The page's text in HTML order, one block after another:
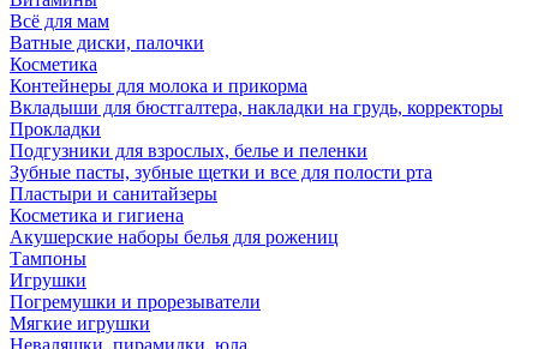
Всё для мам
Ватные диски, палочки
Косметика
Контейнеры для молока и прикорма
Вкладыши для бюстгалтера, накладки на грудь, корректоры
Прокладки
Подгузники для взрослых, белье и пеленки
Зубные пасты, зубные щетки и все для полости рта
Пластыри и санитайзеры
Косметика и гигиена
Акушерские наборы белья для рожениц
Тампоны
Игрушки
Погремушки и прорезыватели
Мягкие игрушки
Неваляшки, пирамидки, юла